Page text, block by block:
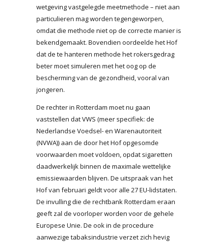
wetgeving vastgelegde meetmethode – niet aan
particulieren mag worden tegengeworpen,
omdat die methode niet op de correcte manier is
bekendgemaakt. Bovendien oordeelde het Hof
dat de te hanteren methode het rokersgedrag
beter moet simuleren met het oog op de
bescherming van de gezondheid, vooral van
jongeren.
De rechter in Rotterdam moet nu gaan
vaststellen dat VWS (meer specifiek: de
Nederlandse Voedsel- en Warenautoriteit
(NVWA)) aan de door het Hof opgesomde
voorwaarden moet voldoen, opdat sigaretten
daadwerkelijk binnen de maximale wettelijke
emissiewaarden blijven. De uitspraak van het
Hof van februari geldt voor alle 27 EU-lidstaten.
De invulling die de rechtbank Rotterdam eraan
geeft zal de voorloper worden voor de gehele
Europese Unie. De ook in de procedure
aanwezige tabaksindustrie verzet zich hevig